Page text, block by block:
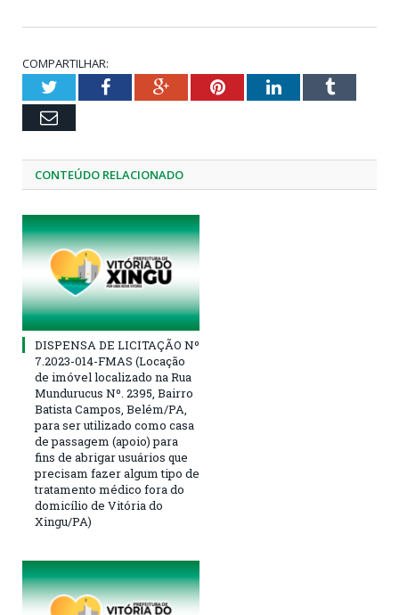
COMPARTILHAR:
TwitterFacebookGoogle+PinterestLinkedInTumblr
Email
CONTEÚDO RELACIONADO
DISPENSA DE LICITAÇÃO Nº
7.2023-014-FMAS (Locação
de imóvel localizado na Rua
Mundurucus Nº. 2395, Bairro
Batista Campos, Belém/PA,
para ser utilizado como casa
de passagem (apoio) para
fins de abrigar usuários que
precisam fazer algum tipo de
tratamento médico fora do
domicílio de Vitória do
Xingu/PA)